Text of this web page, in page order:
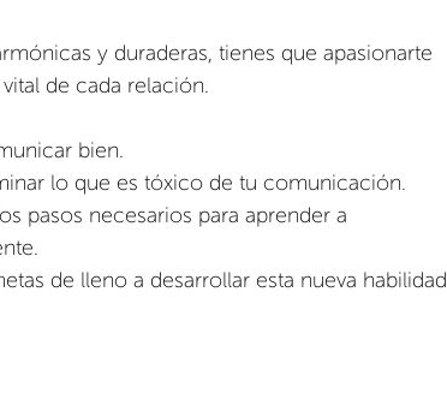
y duraderas, tienes que apasionarte
de cada relación.
bien.
lo que es tóxico de tu comunicación.
pasos necesarios para aprender a
de lleno a desarrollar esta nueva habilidad.